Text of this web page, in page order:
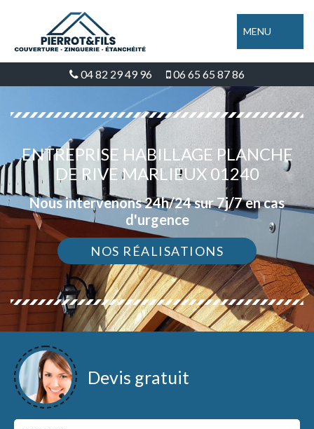
MENU
04 82 29 49 96 06 65 65 87 86
ENTREPRISE HABILLAGE PLANCHE
DE RIVE MARLIEUX 01240
Nous intervenons 24h/24 sur 7j/7 en cas
d'urgence
NOS RÉALISATIONS
Devis gratuit